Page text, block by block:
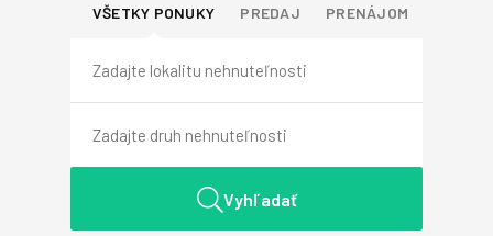
VŠETKY PONUKY PREDAJ PRENÁJOM
Vyhľadať